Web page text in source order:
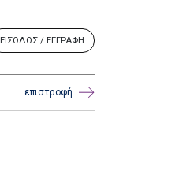
ΕΙΣΟΔΟΣ / ΕΓΓΡΑΦΗ
επιστροφή